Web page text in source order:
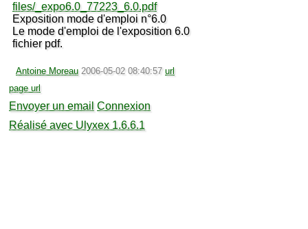
files/_expo6.0_77223_6.0.pdf
Exposition mode d'emploi n°6.0
Le mode d'emploi de l'exposition 6.0
fichier pdf.
Antoine Moreau 2006-05-02 08:40:57 url
page url
Envoyer un email Connexion
Réalisé avec Ulyxex 1.6.6.1